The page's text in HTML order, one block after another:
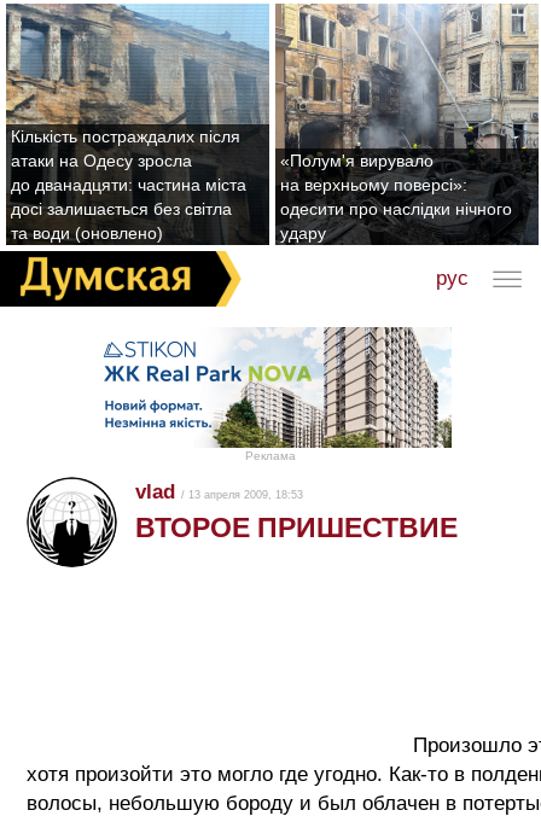
Кількість постраждалих після
атаки на Одесу зросла
до дванадцяти: частина міста
досі залишається без світла
та води (оновлено)
«Полум'я вирувало
на верхньому поверсі»:
одесити про наслідки нічного
удару
рус
Реклама
vlad / 13 апреля 2009, 18:53
ВТОРОЕ ПРИШЕСТВИЕ
Произошло это событие в одном
хотя произойти это могло где угодно. Как-то в
волосы, небольшую бороду и был облачен в